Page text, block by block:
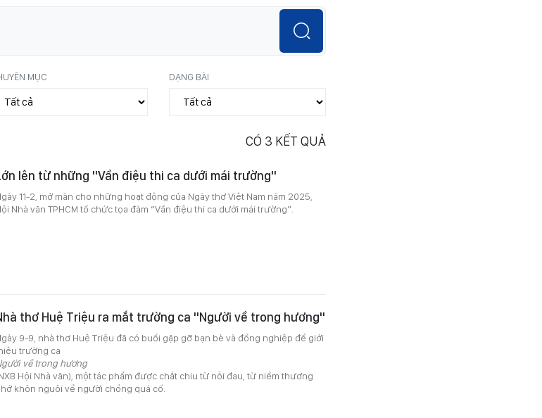
MỤC DẠNG BÀI
CÓ 3 KẾT QUẢ
lên từ những "Vần điệu thi ca dưới mái trường"
11-2, mở màn cho những hoạt động của Ngày thơ Việt Nam năm 2025,
Nhà văn TPHCM tổ chức tọa đàm “Vần điệu thi ca dưới mái trường”.
thơ Huệ Triệu ra mắt trường ca "Người về trong hương"
9-9, nhà thơ Huệ Triệu đã có buổi gặp gỡ bạn bè và đồng nghiệp để giới
trường ca
về trong hương
Hội Nhà văn), một tác phẩm được chắt chiu từ nỗi đau, từ niềm thương
khôn nguôi về người chồng quá cố.